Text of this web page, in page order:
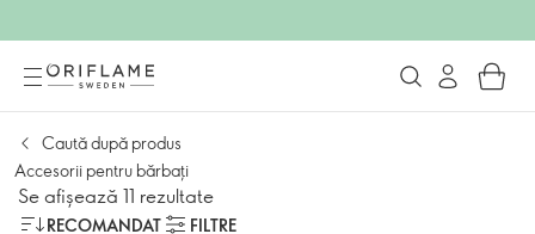
Caută după produs
Accesorii pentru bărbați
Se afișează 11 rezultate
RECOMANDAT
FILTRE